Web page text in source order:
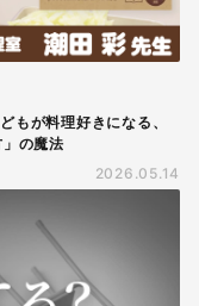
が料理好きになる、
の魔法
2026.05.14